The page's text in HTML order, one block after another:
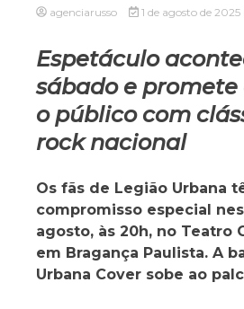
agenciarusso 1 de agosto de 2025
Espetáculo
sábado e
o público com
rock nacional
Os fãs de Legião Urbana
compromisso especial
agosto, às 20h, no Teatro
em Bragança Paulista. A
Urbana Cover sobe ao